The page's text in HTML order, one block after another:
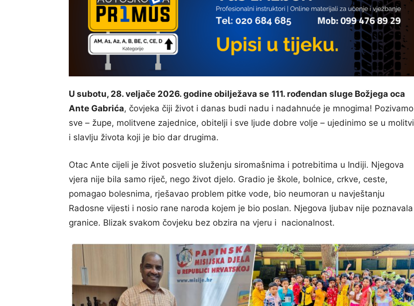
U subotu, 28. veljače 2026. godine obilježava se 111. rođendan sluge Božjega oca
Ante Gabrića, čovjeka čiji život i danas budi nadu i nadahnuće je mnogima! Pozivamo
sve – župe, molitvene zajednice, obitelji i sve ljude dobre volje – ujedinimo se u molitvi
i slavlju života koji je bio dar drugima.
Otac Ante cijeli je život posvetio služenju siromašnima i potrebitima u Indiji. Njegova
vjera nije bila samo riječ, nego život djelo. Gradio je škole, bolnice, crkve, ceste,
pomagao bolesnima, rješavao problem pitke vode, bio neumoran u navještanju
Radosne vijesti i nosio rane naroda kojem je bio poslan. Njegova ljubav nije poznavala
granice. Blizak svakom čovjeku bez obzira na vjeru i nacionalnost.